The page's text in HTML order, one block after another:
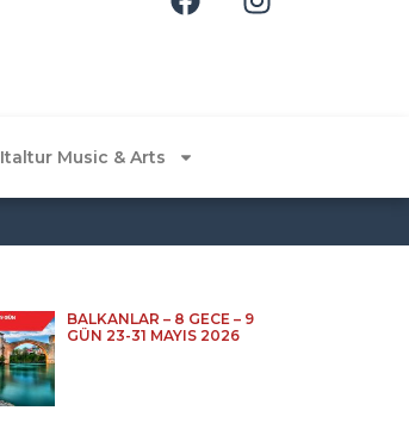
Italtur Music & Arts
BALKANLAR – 8 GECE – 9
GÜN 23-31 MAYIS 2026